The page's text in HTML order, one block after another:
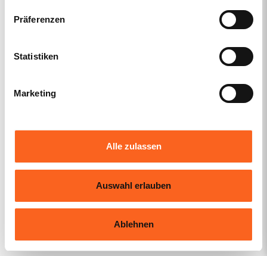
Präferenzen
Statistiken
Marketing
Alle zulassen
Auswahl erlauben
Ablehnen
Fachanwaltskanzlei für gewerblichen Rechtsschutz.